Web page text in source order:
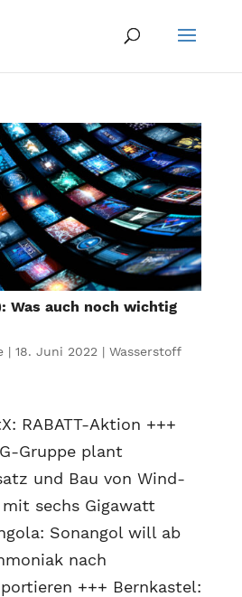
Was auch noch wichtig
| 18. Juni 2022 | Wasserstoff
RABATT-Aktion +++
Gruppe plant
und Bau von Wind-
sechs Gigawatt
Sonangol will ab
nach
+++ Bernkastel: